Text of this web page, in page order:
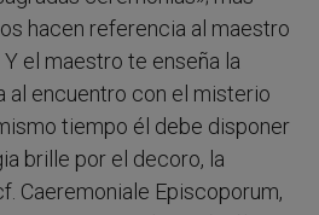
hacen referencia al maestro
el maestro te enseña la
al encuentro con el misterio
tiempo él debe disponer
brille por el decoro, la
Caeremoniale Episcoporum,